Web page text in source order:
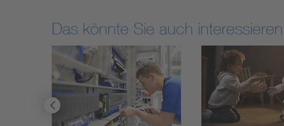
Das könnte Sie auch interessieren